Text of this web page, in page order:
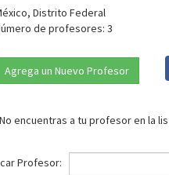
Distrito Federal
de profesores: 3
Agrega un Nuevo Profesor
encuentras a tu profesor en la
Profesor: